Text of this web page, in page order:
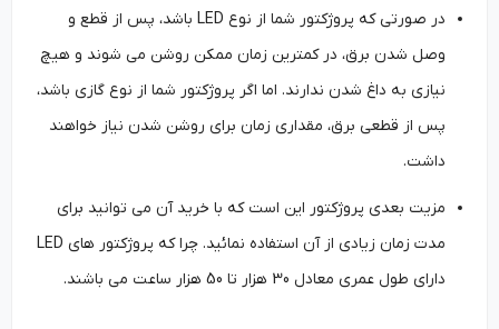
در صورتی که پروژکتور شما از نوع LED باشد، پس از قطع و
وصل شدن برق، در کمترین زمان ممکن روشن می شوند و هیچ
نیازی به داغ شدن ندارند. اما اگر پروژکتور شما از نوع گازی باشد،
پس از قطعی برق، مقداری زمان برای روشن شدن نیاز خواهند
داشت.
مزیت بعدی پروژکتور این است که با خرید آن می توانید برای
مدت زمان زیادی از آن استفاده نمائید. چرا که پروژکتور های LED
دارای طول عمری معادل 30 هزار تا 50 هزار ساعت می باشند.